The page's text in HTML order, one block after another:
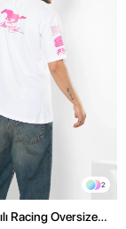
2
Racing Oversize